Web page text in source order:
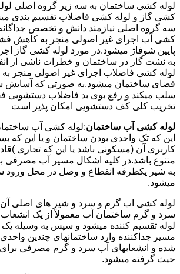
لوله کشی ساختمان به سه زیر گروه اصلی
کشی گاز و لوله کشی فاضلاب تقسیم بندی
سه گروه اصلی نیازمند دانش و تخصص
کشی آب اجرای غیر اصولی منجر به کاهش
پایین شوفاژ میشود.در مورد لوله کشی گاز
به نشت گاز در ساختمان و خطرات ناشی از
لوله کشی فاضلاب اجرای غیر اصولی منجر به
فضای ساختمان میشود.به صورتی که آسایش
سلب میکند و رفع بوی بد فاضلاب
تخریب کلی کف دستشویی امکان پذیر است
لوله کشی آب ساختمان:لوله کشی آب
این که تک واحدی بودن ساختمان و یا این که
کاربری آن (مسکونی باشد یا این که تجاری
متنوع باشد.در کلیه اشکال مسیر آب مصرفی
به شیر یکطرفه انقطاع و وصل در محل ورود
میشود.
لوله کشی اب گرم و سرد و شیر های اصلی
سرد و گرم ساختمان آب معمولاً از یک انشعاب
لوله تقسیم کننده میشود و سپس به وسیله یک
مسیر جداکننده وارد ساختمانهای چندین
شده و انشعابهای آب سرد و گرم مصرفی برای
حیث گرفته میشود.